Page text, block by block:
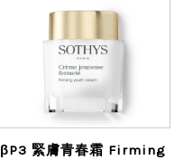
βP3 緊膚青春霜 Firming